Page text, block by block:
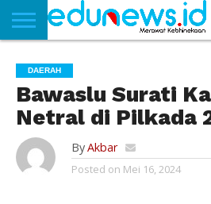
NEWS
EDUNEWS
LITERASI
PUSTAKA
SOSOK
TEKNO
KHASANAH
SASTRA
DAERAH
Bawaslu Surati
Netral di Pilkada
ByAkbar
Posted on Mei 16, 2024